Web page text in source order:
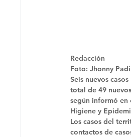
Redacción
Foto: Jhonny
Seis nuevos
total de 49
según informó
Higiene y
Los casos del
contactos de